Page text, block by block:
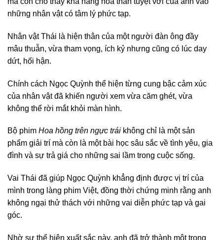
những nhân vật có tâm lý phức tạp.
Nhân vật Thái là hiện thân của một người đàn ông đầy
mâu thuẫn, vừa tham vọng, ích kỷ nhưng cũng có lúc day
dứt, hối hận.
Chính cách Ngọc Quỳnh thể hiện từng cung bậc cảm xúc
của nhân vật đã khiến người xem vừa căm ghét, vừa
không thể rời mắt khỏi màn hình.
Bộ phim Hoa hồng trên ngực trái không chỉ là một sản
phẩm giải trí mà còn là một bài học sâu sắc về tình yêu, gia
đình và sự trả giá cho những sai lầm trong cuộc sống.
Vai Thái đã giúp Ngọc Quỳnh khẳng định được vị trí của
mình trong làng phim Việt, đồng thời chứng minh rằng anh
không ngại thử thách với những vai diễn phức tạp và gai
góc.
Nhờ sự thể hiện xuất sắc này, anh đã trở thành một trong